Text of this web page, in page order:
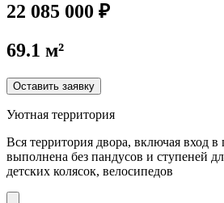
22 085 000 ₽
69.1 м²
Оставить заявку
Уютная территория
Вся территория двора, включая вход в
выполнена без пандусов и ступеней
детских колясок, велосипедов